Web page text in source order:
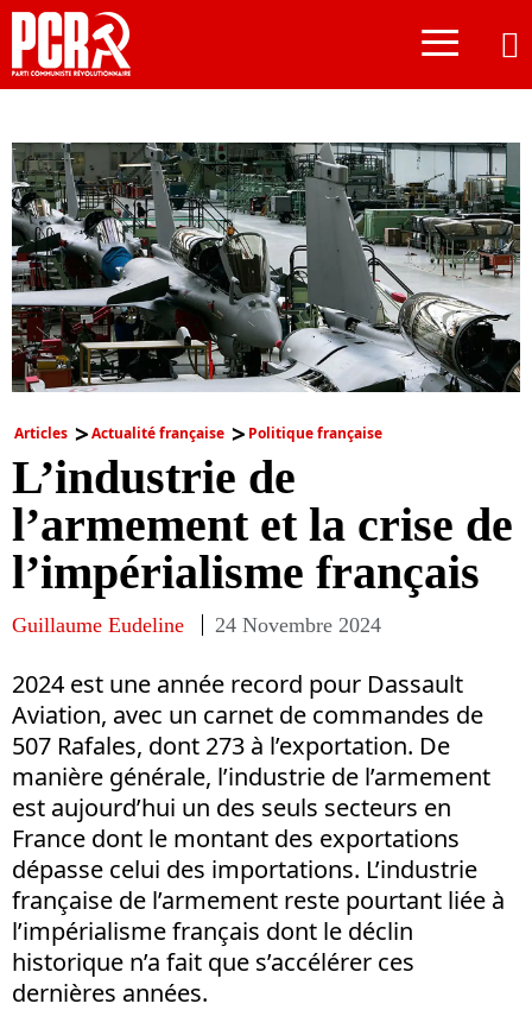
≡
Articles Actualité française Politique française
L’industrie de
l’armement et la crise de
l’impérialisme français
Guillaume Eudeline 24 Novembre 2024
2024 est une année record pour Dassault
Aviation, avec un carnet de commandes de
507 Rafales, dont 273 à l’exportation. De
manière générale, l’industrie de l’armement
est aujourd’hui un des seuls secteurs en
France dont le montant des exportations
dépasse celui des importations. L’industrie
française de l’armement reste pourtant liée à
l’impérialisme français dont le déclin
historique n’a fait que s’accélérer ces
dernières années.